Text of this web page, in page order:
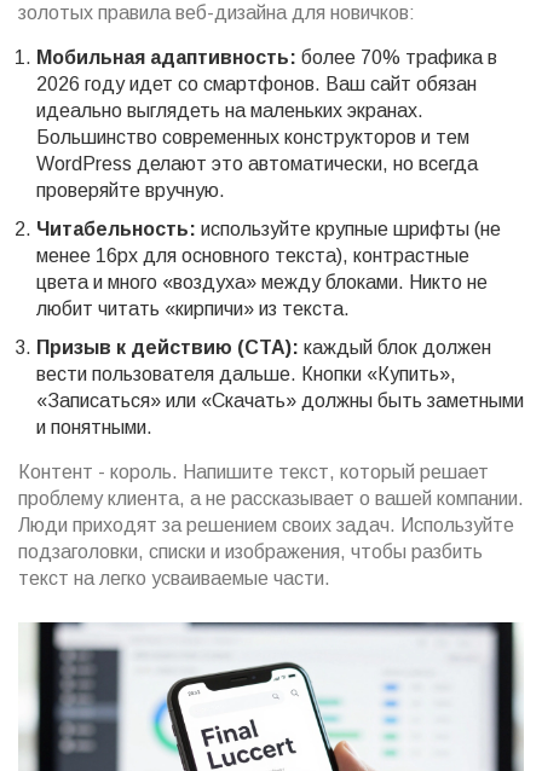
золотых правила веб-дизайна для новичков:
Мобильная адаптивность: более 70% трафика в
2026 году идет со смартфонов. Ваш сайт обязан
идеально выглядеть на маленьких экранах.
Большинство современных конструкторов и тем
WordPress делают это автоматически, но всегда
проверяйте вручную.
Читабельность: используйте крупные шрифты (не
менее 16px для основного текста), контрастные
цвета и много «воздуха» между блоками. Никто не
любит читать «кирпичи» из текста.
Призыв к действию (CTA): каждый блок должен
вести пользователя дальше. Кнопки «Купить»,
«Записаться» или «Скачать» должны быть заметными
и понятными.
Контент - король. Напишите текст, который решает
проблему клиента, а не рассказывает о вашей компании.
Люди приходят за решением своих задач. Используйте
подзаголовки, списки и изображения, чтобы разбить
текст на легко усваиваемые части.